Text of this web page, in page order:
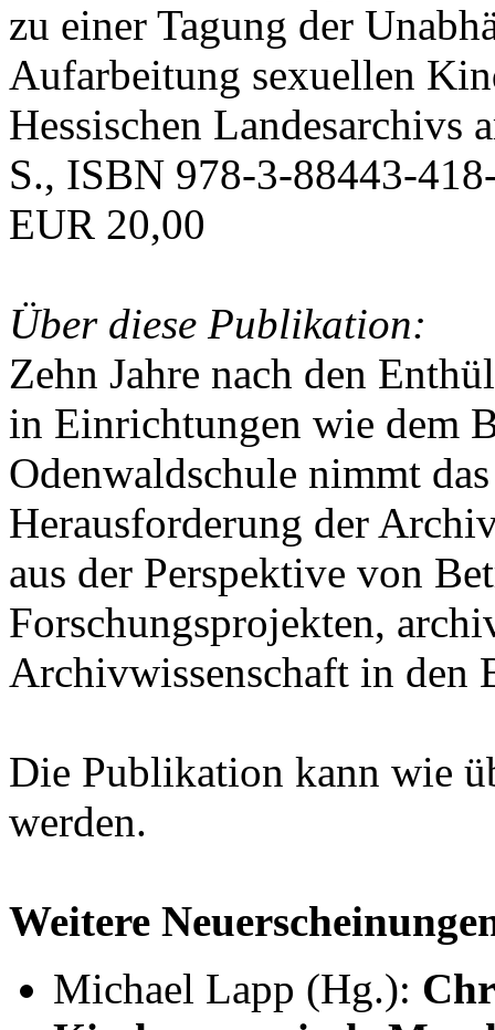
zu einer Tagung der
Aufarbeitung sexuellen
Hessischen Landesarchivs
S., ISBN 978-3-88443-
EUR 20,00
Über diese Publikation:
Zehn Jahre nach den
in Einrichtungen wie dem
Odenwaldschule nimmt
Herausforderung der
aus der Perspektive von
Forschungsprojekten,
Archivwissenschaft in den
Die Publikation kann wie
werden.
Weitere
Michael Lapp (Hg.):